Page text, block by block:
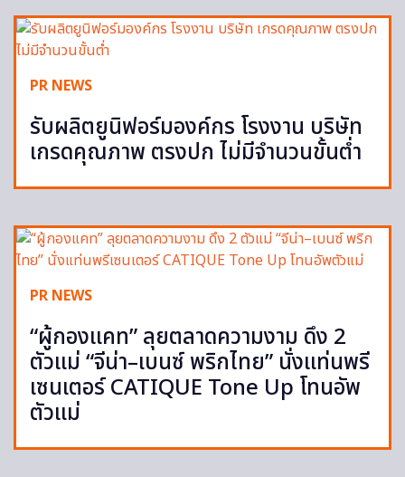
PR NEWS
รับผลิตยูนิฟอร์มองค์กร โรงงาน บริษัท
เกรดคุณภาพ ตรงปก ไม่มีจำนวนขั้นต่ำ
PR NEWS
“ผู้กองแคท” ลุยตลาดความงาม ดึง 2
ตัวแม่ “จีน่า–เบนซ์ พริกไทย” นั่งแท่นพรี
เซนเตอร์ CATIQUE Tone Up โทนอัพ
ตัวแม่